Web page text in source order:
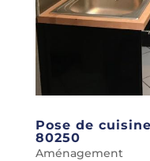
Pose de
80250
Aménagement